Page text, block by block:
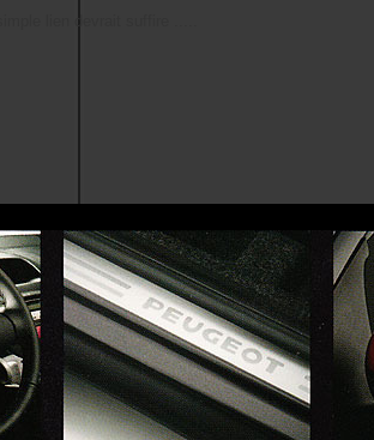
lien devrait suffire .....